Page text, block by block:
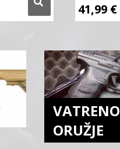
41,99 €
VATRENO
ORUŽJE